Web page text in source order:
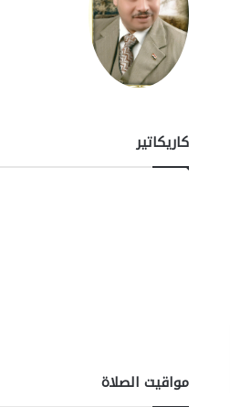
كاريكاتير
مواقيت الصلاة